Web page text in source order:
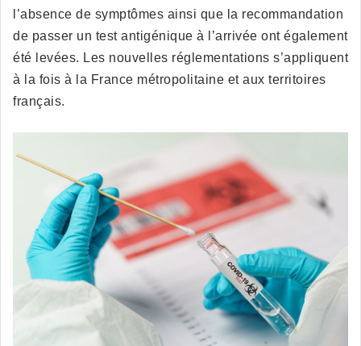
l’absence de symptômes ainsi que la recommandation
de passer un test antigénique à l’arrivée ont également
été levées. Les nouvelles réglementations s’appliquent
à la fois à la France métropolitaine et aux territoires
français.